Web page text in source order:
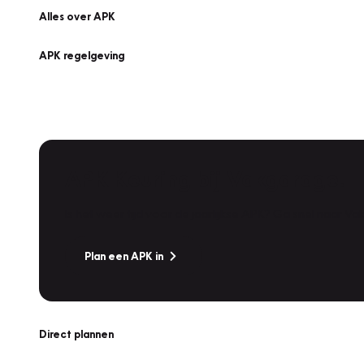
Alles over APK
APK regelgeving
Plan een APK in
Direct plannen